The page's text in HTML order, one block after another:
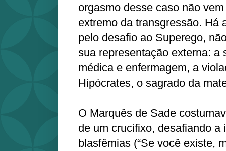
orgasmo desse caso não
extremo da transgressão. Há
pelo desafio ao Superego,
sua representação externa: a
médica e enfermagem, a
Hipócrates, o sagrado da
O Marquês de Sade
de um crucifixo, desafiando a
blasfêmias (“Se você existe,